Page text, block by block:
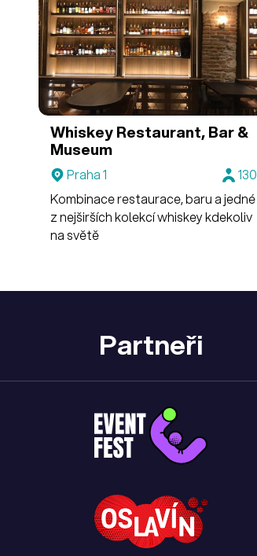
Whiskey Restaurant, Bar &
Museum
Praha 1
130
Kombinace restaurace, baru a jedné
z nejširších kolekcí whiskey kdekoliv
na světě
Partneři